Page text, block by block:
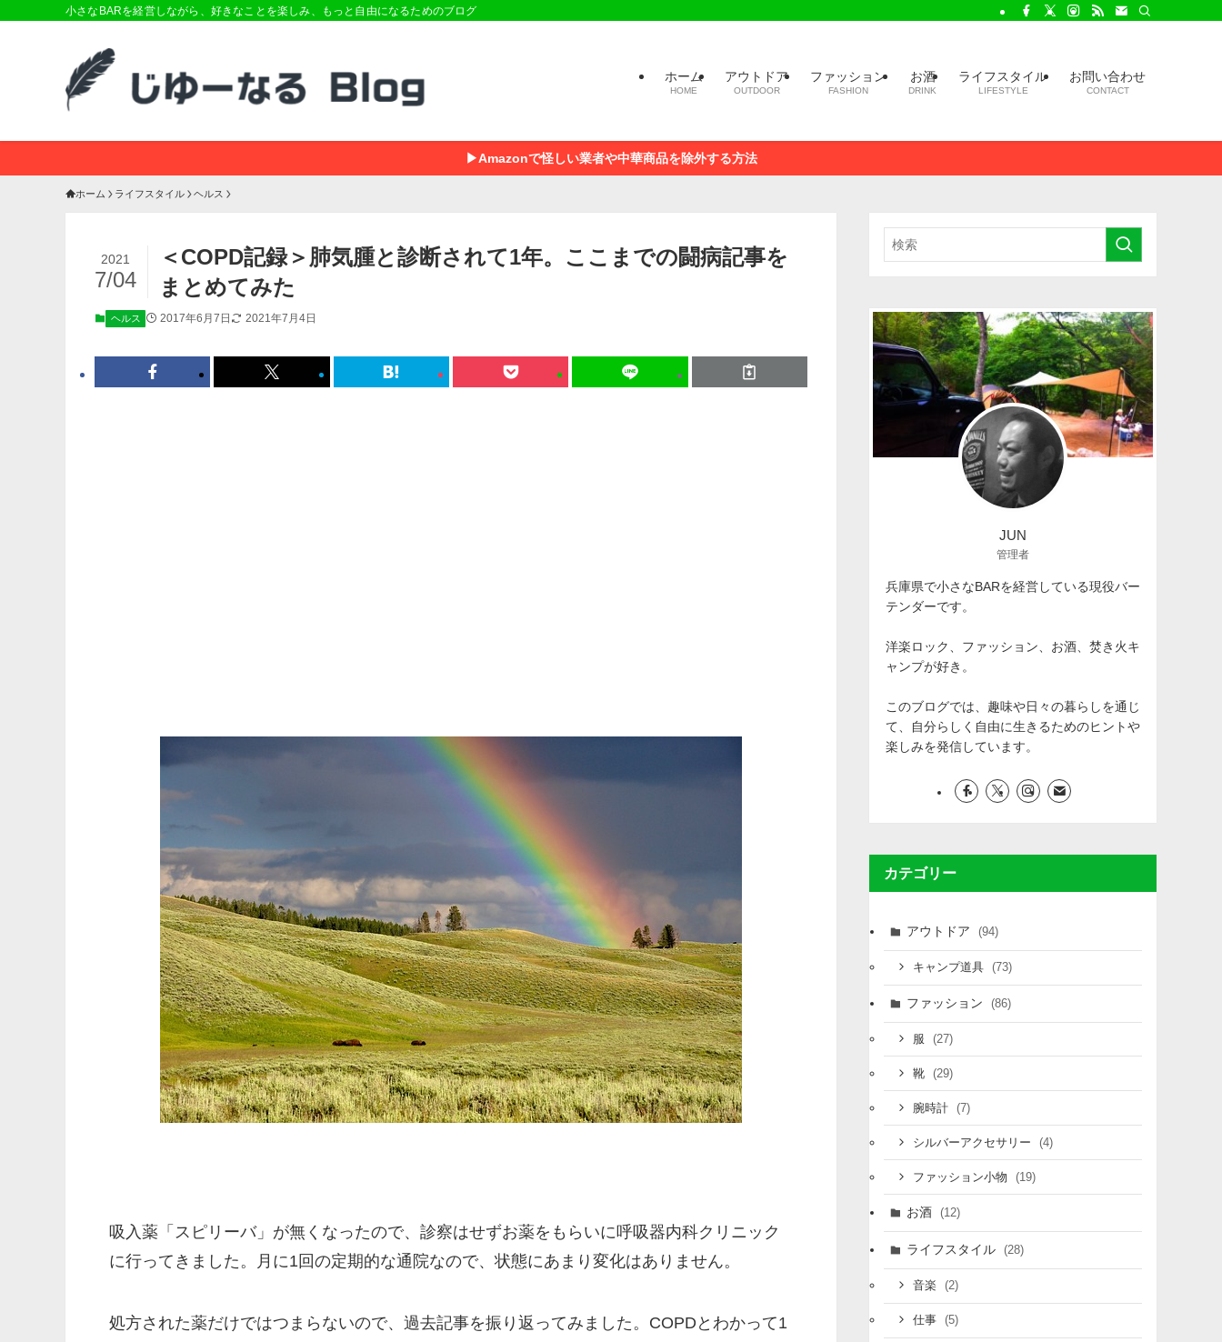
小さなBARを経営しながら、好きなことを楽しみ、もっと自由になるためのブログ
ホーム
HOME
アウトドア
OUTDOOR
ファッション
FASHION
お酒
DRINK
ライフスタイル
LIFESTYLE
お問い合わせ
CONTACT
▶Amazonで怪しい業者や中華商品を除外する方法
ホーム ライフスタイル ヘルス
＜COPD記録＞肺気腫と診断されて1年。ここまでの闘病記事を
まとめてみた
2021
7/04
ヘルス 2017年6月7日 2021年7月4日
吸入薬「スピリーバ」が無くなったので、診察はせずお薬をもらいに呼吸器内科クリニック
に行ってきました。月に1回の定期的な通院なので、状態にあまり変化はありません。
処方された薬だけではつまらないので、過去記事を振り返ってみました。COPDとわかって1
JUN
管理者
兵庫県で小さなBARを経営している現役バー
テンダーです。
洋楽ロック、ファッション、お酒、焚き火キ
ャンプが好き。
このブログでは、趣味や日々の暮らしを通じ
て、自分らしく自由に生きるためのヒントや
楽しみを発信しています。
カテゴリー
アウトドア (94)
キャンプ道具 (73)
ファッション (86)
服 (27)
靴 (29)
腕時計 (7)
シルバーアクセサリー (4)
ファッション小物 (19)
お酒 (12)
ライフスタイル (28)
音楽 (2)
仕事 (5)